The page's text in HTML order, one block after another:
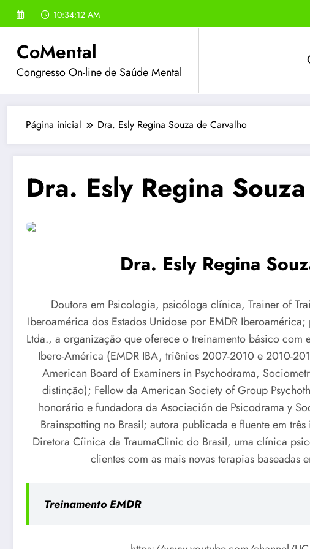
Pular
para
conteúdo
10:34:12 AM
CoMental
Congresso On-line de Saúde Mental
Página inicial Dra. Esly Regina Souza de Carvalho
Dra. Esly Regina
Dra. Esly Regina
Doutora em Psicologia, psicóloga clínica, Trainer of
Iberoamérica dos Estados Unidose por EMDR
Ltda., a organização que oferece o treinamento básico
Ibero-América (EMDR IBA, triênios 2007-2010 e 2010-
American Board of Examiners in Psychodrama,
distinção); Fellow da American Society of Group
honorário e fundadora da Asociación de Psicodrama y
Brainspotting no Brasil; autora publicada e fluente em
Diretora Cíinica da TraumaClinic do Brasil, uma clínica
clientes com as mais novas terapias baseadas
Treinamento EMDR